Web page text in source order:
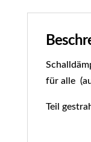
für alle
Teil